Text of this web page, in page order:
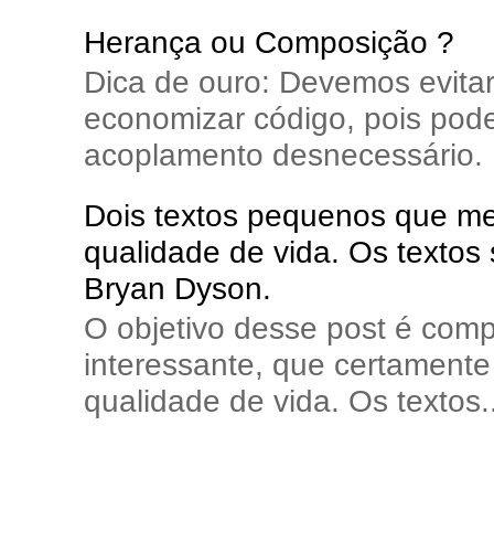
Herança ou Composição ?
Dica de ouro: Devemos
economizar código, pois
acoplamento
Dois textos pequenos que
qualidade de vida. Os
Bryan Dyson.
O objetivo desse post é
interessante, que
qualidade de vida. Os